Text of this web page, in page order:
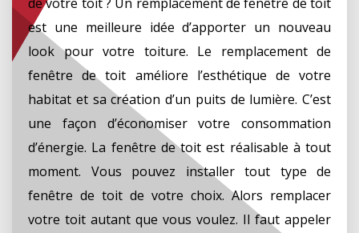
est une meilleure idée d’apporter un nouveau
look pour votre toiture. Le remplacement de
fenêtre de toit améliore l’esthétique de votre
habitat et sa création d’un puits de lumière. C’est
une façon d’économiser votre consommation
d’énergie. La fenêtre de toit est réalisable à tout
moment. Vous pouvez installer tout type de
fenêtre de toit de votre choix. Alors remplacer
votre toit autant que vous voulez. Il faut appeler